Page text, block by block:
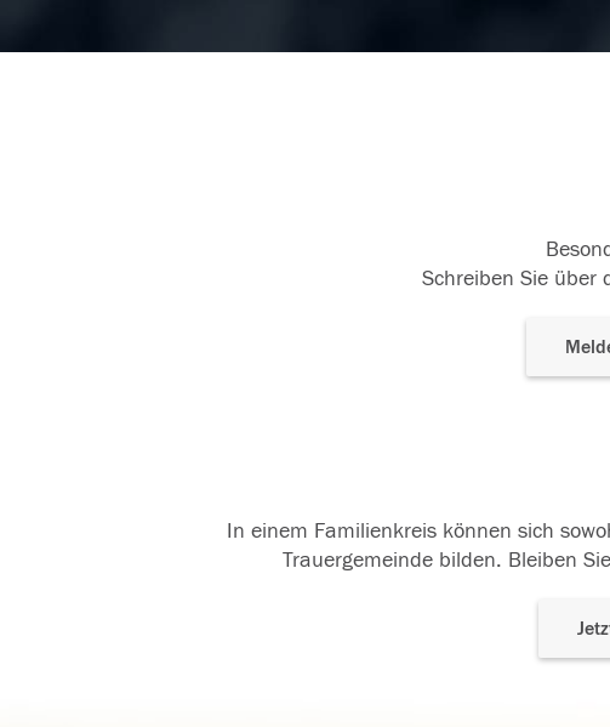
Schreiben Sie über
In einem Familienkreis können sich
Trauergemeinde bilden. Bleiben